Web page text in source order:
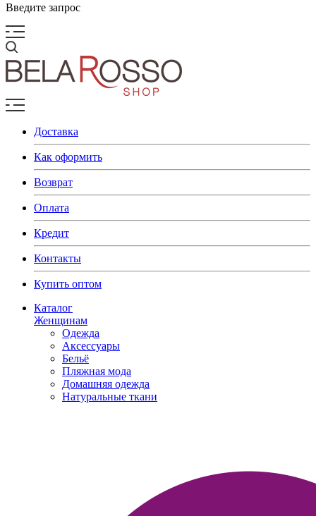
Введите запрос
Доставка
Как оформить
Возврат
Оплата
Кредит
Контакты
Купить оптом
Каталог
Женщинам
Одежда
Аксессуары
Бельё
Пляжная мода
Домашняя одежда
Натуральные ткани